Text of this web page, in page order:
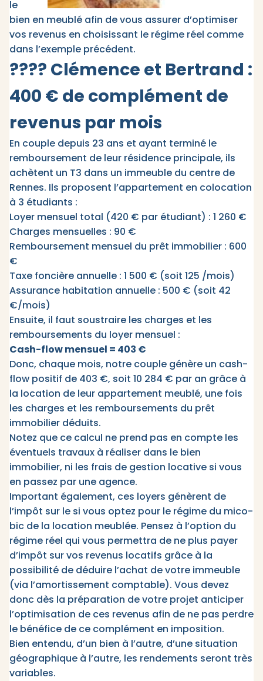
le
bien en meublé afin de vous assurer d’optimiser
vos revenus en choisissant le régime réel comme
dans l’exemple précédent.
???? Clémence et Bertrand :
400 € de complément de
revenus par mois
En couple depuis 23 ans et ayant terminé le
remboursement de leur résidence principale, ils
achètent un T3 dans un immeuble du centre de
Rennes. Ils proposent l’appartement en colocation
à 3 étudiants :
Loyer mensuel total (420 € par étudiant) : 1 260 €
Charges mensuelles : 90 €
Remboursement mensuel du prêt immobilier : 600
€
Taxe foncière annuelle : 1 500 € (soit 125 /mois)
Assurance habitation annuelle : 500 € (soit 42
€/mois)
Ensuite, il faut soustraire les charges et les
remboursements du loyer mensuel :
Cash-flow mensuel = 403 €
Donc, chaque mois, notre couple génère un cash-
flow positif de 403 €, soit 10 284 € par an grâce à
la location de leur appartement meublé, une fois
les charges et les remboursements du prêt
immobilier déduits.
Notez que ce calcul ne prend pas en compte les
éventuels travaux à réaliser dans le bien
immobilier, ni les frais de gestion locative si vous
en passez par une agence.
Important également, ces loyers génèrent de
l’impôt sur le si vous optez pour le régime du mico-
bic de la location meublée. Pensez à l’option du
régime réel qui vous permettra de ne plus payer
d’impôt sur vos revenus locatifs grâce à la
possibilité de déduire l’achat de votre immeuble
(via l’amortissement comptable). Vous devez
donc dès la préparation de votre projet anticiper
l’optimisation de ces revenus afin de ne pas perdre
le bénéfice de ce complément en imposition.
Bien entendu, d’un bien à l’autre, d’une situation
géographique à l’autre, les rendements seront très
variables.